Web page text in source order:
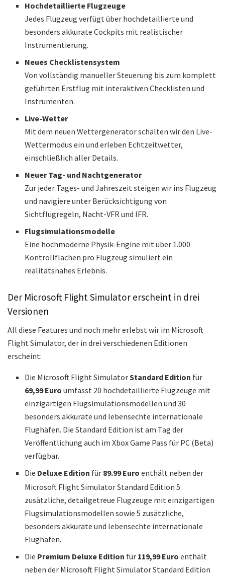
Hochdetaillierte Flugzeuge
Jedes Flugzeug verfügt über hochdetaillierte und
besonders akkurate Cockpits mit realistischer
Instrumentierung.
Neues Checklistensystem
Von vollständig manueller Steuerung bis zum komplett
geführten Erstflug mit interaktiven Checklisten und
Instrumenten.
Live-Wetter
Mit dem neuen Wettergenerator schalten wir den Live-
Wettermodus ein und erleben Echtzeitwetter,
einschließlich aller Details.
Neuer Tag- und Nachtgenerator
Zur jeder Tages- und Jahreszeit steigen wir ins Flugzeug
und navigiere unter Berücksichtigung von
Sichtflugregeln, Nacht-VFR und IFR.
Flugsimulationsmodelle
Eine hochmoderne Physik-Engine mit über 1.000
Kontrollflächen pro Flugzeug simuliert ein
realitätsnahes Erlebnis.
Der Microsoft Flight Simulator erscheint in drei
Versionen
All diese Features und noch mehr erlebst wir im Microsoft
Flight Simulator, der in drei verschiedenen Editionen
erscheint:
Die Microsoft Flight SimulatorStandard Edition für
69,99 Euro umfasst 20 hochdetaillierte Flugzeuge mit
einzigartigen Flugsimulationsmodellen und 30
besonders akkurate und lebensechte internationale
Flughäfen. Die Standard Edition ist am Tag der
Veröffentlichung auch im Xbox Game Pass für PC (Beta)
verfügbar.
Die Deluxe Edition für 89.99 Euro enthält neben der
Microsoft Flight Simulator Standard Edition 5
zusätzliche, detailgetreue Flugzeuge mit einzigartigen
Flugsimulationsmodellen sowie 5 zusätzliche,
besonders akkurate und lebensechte internationale
Flughäfen.
Die Premium Deluxe Edition für 119,99 Euro enthält
neben der Microsoft Flight Simulator Standard Edition